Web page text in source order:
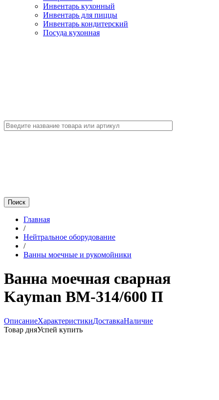
Инвентарь кухонный
Инвентарь для пиццы
Инвентарь кондитерский
Посуда кухонная
Главная
/
Нейтральное оборудование
/
Ванны моечные и рукомойники
Ванна моечная сварная
Kayman ВМ-314/600 П
ОписаниеХарактеристикиДоставкаНаличие
Товар дняУспей купить